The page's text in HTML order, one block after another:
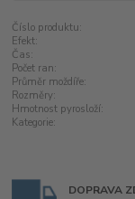
Číslo produktu:
Efekt:
Čas:
Počet ran:
Průměr moždíře:
Rozměry:
Hmotnost pyrosloží:
Kategorie:
DOPRAVA